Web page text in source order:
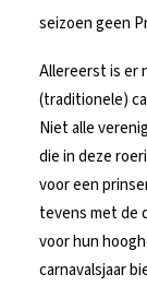
seizoen geen
Allereerst is er
(traditionele)
Niet alle
die in deze
voor een
tevens met de
voor hun
carnavalsjaar